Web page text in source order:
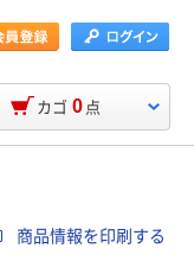
カゴ 0 点
商品情報を印刷する